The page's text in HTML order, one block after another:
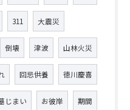
311 大震災
倒壊 津波 山林火災
回忌供養 徳川慶喜
じまい お彼岸 期間